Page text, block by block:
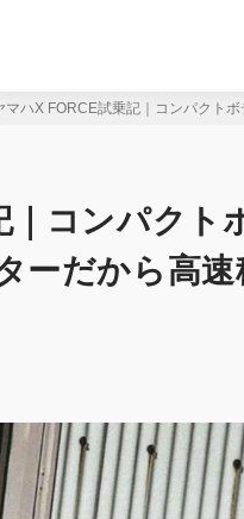
マハX FORCE試乗記｜コンパクト
｜コンパクト
ーだから高